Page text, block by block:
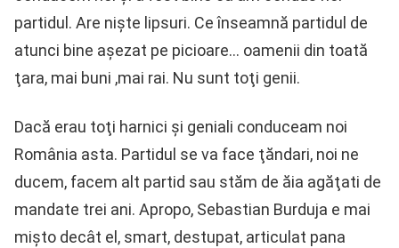
partidul. Are nişte lipsuri. Ce înseamnă partidul de
atunci bine aşezat pe picioare… oamenii din toată
ţara, mai buni ,mai rai. Nu sunt toţi genii.
Dacă erau toţi harnici şi geniali conduceam noi
România asta. Partidul se va face ţăndari, noi ne
ducem, facem alt partid sau stăm de ăia agăţati de
mandate trei ani. Apropo, Sebastian Burduja e mai
mişto decât el, smart, destupat, articulat pana